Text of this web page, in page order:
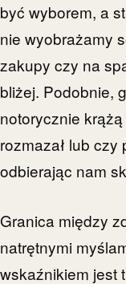
być wyborem, a
nie wyobrażamy
zakupy czy na
bliżej. Podobnie,
notorycznie
rozmazał lub czy
odbierając nam
Granica między
natrętnymi
wskaźnikiem jest